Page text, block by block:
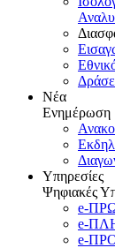
Νέα
Ενημέρωση
Υπηρεσίες
Ψηφιακές
e-
e-
e-